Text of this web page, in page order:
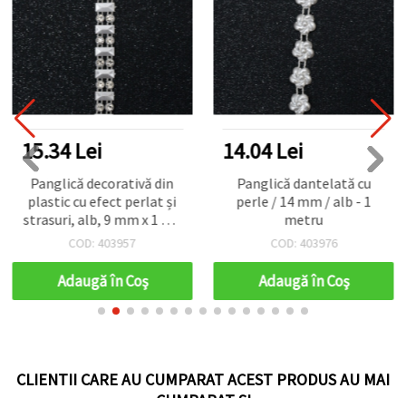
15.34 Lei
Panglică decorativă din
plastic cu efect perlat și
strasuri, alb, 9 mm x 1 m |
Pentru cusut și croitorie,
accesorii de nuntă,
felicitări, scrapbooking și
proiecte DIY
COD: 403957
Adaugă în Coş
14.04 Lei
Panglică dantelată cu
perle / 14 mm / alb - 1
metru
COD: 403976
Adaugă în Coş
CLIENTII CARE AU CUMPARAT ACEST PRODUS AU MAI